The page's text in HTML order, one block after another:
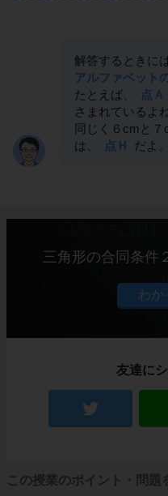
解答するときに
アルファベット
たとえば、
点Ａ
さまれているよね
同じく６cmと
は、
点Ｈ だよ。
三角形の合同条件
友達に
この授業のポイント・問題